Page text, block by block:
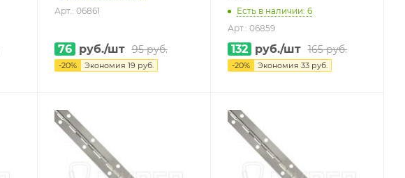
Арт.: 06861
76 руб./шт 95руб.
-20% Экономия 19 руб.
Есть в наличии: 6
Арт.: 06859
132 руб./шт 165руб.
-20% Экономия 33руб.